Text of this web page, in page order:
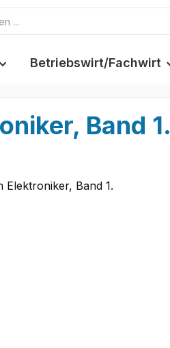
Betriebswirt/Fachwirt
Band 1.